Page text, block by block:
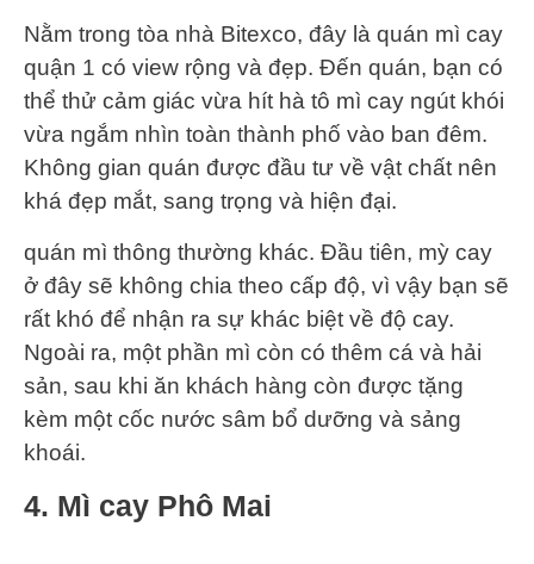
Nằm trong tòa nhà Bitexco, đây là quán mì cay
quận 1 có view rộng và đẹp. Đến quán, bạn có
thể thử cảm giác vừa hít hà tô mì cay ngút khói
vừa ngắm nhìn toàn thành phố vào ban đêm.
Không gian quán được đầu tư về vật chất nên
khá đẹp mắt, sang trọng và hiện đại.
quán mì thông thường khác. Đầu tiên, mỳ cay
ở đây sẽ không chia theo cấp độ, vì vậy bạn sẽ
rất khó để nhận ra sự khác biệt về độ cay.
Ngoài ra, một phần mì còn có thêm cá và hải
sản, sau khi ăn khách hàng còn được tặng
kèm một cốc nước sâm bổ dưỡng và sảng
khoái.
4. Mì cay Phô Mai